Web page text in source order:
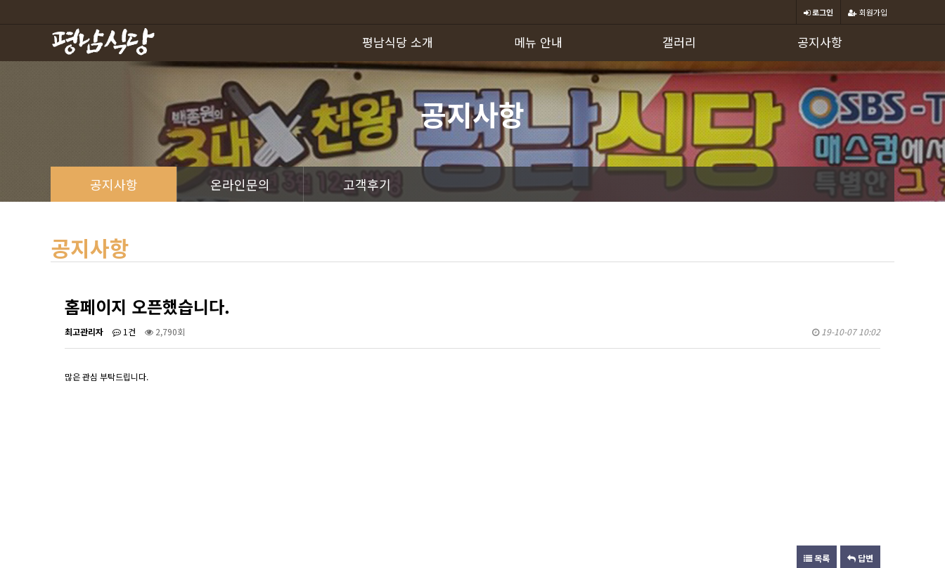
회원가입
로그인
평남식당 소개
하위분류
메뉴 안내 갤러리 공지사항
공지사항
공지사항 온라인문의 고객후기
공지사항
홈페이지 오픈했습니다.
최고관리자 1건 2,790회 19-10-07 10:02
많은 관심 부탁드립니다.
목록 답변